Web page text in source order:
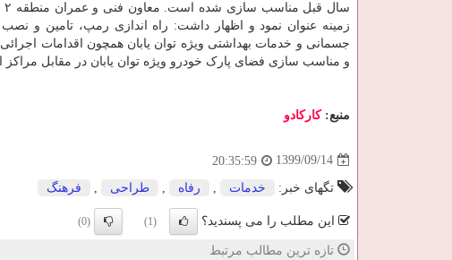
زمینه عنوان نمود و اظهار داشت: راه اندازی رمپ، تامین و
جسمانی و خدمات بهداشتی ویژه توان یابان همچون اقدامات
و مناسب سازی فضای پارک خودرو ویژه توان یابان در مقابل مراکز
منبع:كاركادو
1399/09/14
20:35:59
تگهای خبر: خدمات رفاه طراحی فرهنگ
این مطلب را می پسندید؟ (1)
(0)
تازه ترین مطالب مرتبط